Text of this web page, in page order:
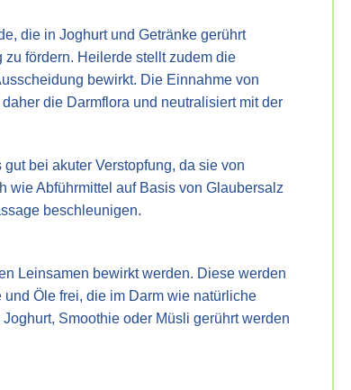
die in Joghurt und Getränke gerührt
fördern. Heilerde stellt zudem die
bewirkt. Die Einnahme von
die Darmflora und neutralisiert mit der
bei akuter Verstopfung, da sie von
wie Abführmittel auf Basis von Glaubersalz
beschleunigen.
Leinsamen bewirkt werden. Diese werden
Öle frei, die im Darm wie natürliche
Smoothie oder Müsli gerührt werden